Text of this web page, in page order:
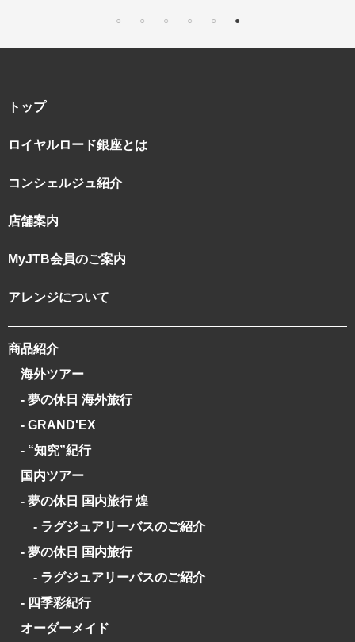
トップ
ロイヤルロード銀座とは
コンシェルジュ紹介
店舗案内
MyJTB会員のご案内
アレンジについて
商品紹介
海外ツアー
- 夢の休日 海外旅行
- GRAND'EX
- “知究”紀行
国内ツアー
- 夢の休日 国内旅行 煌
- ラグジュアリーバスのご紹介
- 夢の休日 国内旅行
- ラグジュアリーバスのご紹介
- 四季彩紀行
オーダーメイド